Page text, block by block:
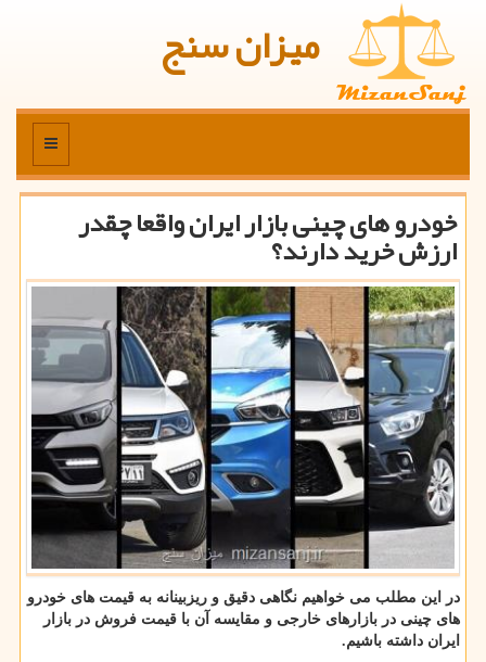
میزان سنج
منو
خودرو های چینی بازار ایران واقعا چقدر
ارزش خرید دارند؟
در این مطلب می خواهیم نگاهی دقیق و ریزبینانه به قیمت های خودرو
های چینی در بازارهای خارجی و مقایسه آن با قیمت فروش در بازار
ایران داشته باشیم.